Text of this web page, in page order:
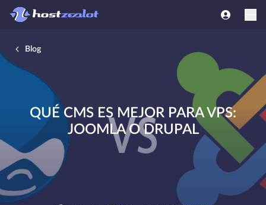
Blog
QUÉ CMS ES MEJOR PARA VPS:
JOOMLA O DRUPAL